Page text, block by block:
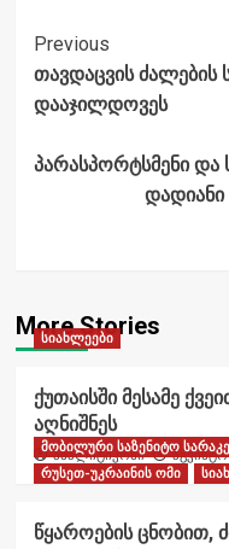
Post
Navigation
Previous
თავდაცვის ძალების
დააჯილდოვეს
პარასპორტსმენი და
More Stories
სიახლეები
ქუთაისში მესამე
აღნიშნეს
ანალიტიკოსი აგვისტო
მობილური საზენიტო
რუსეთ-უკრაინის ომი
წყაროების ცნობით,